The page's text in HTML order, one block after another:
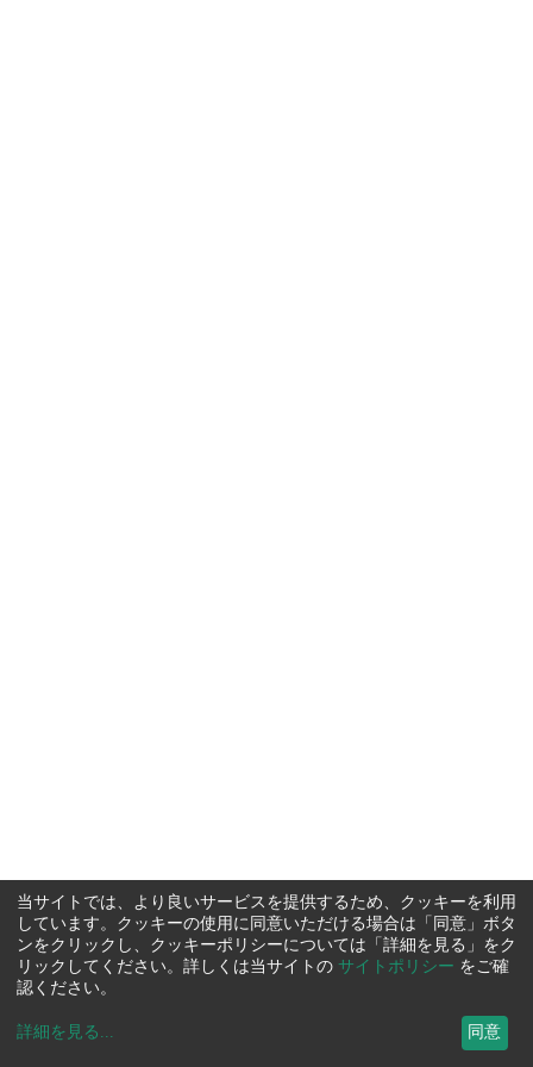
当サイトでは、より良いサービスを提供するため、クッキーを利用
しています。クッキーの使用に同意いただける場合は「同意」ボタ
ンをクリックし、クッキーポリシーについては「詳細を見る」をク
リックしてください。詳しくは当サイトの サイトポリシー をご確
認ください。
詳細を見る ... 同意